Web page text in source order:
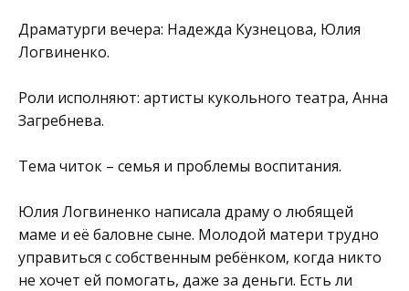
Драматурги вечера: Надежда Кузнецова, Юлия
Логвиненко.
Роли исполняют: артисты кукольного театра, Анна
Загребнева.
Тема читок – семья и проблемы воспитания.
Юлия Логвиненко написала драму о любящей
маме и её баловне сыне. Молодой матери трудно
управиться с собственным ребёнком, когда никто
не хочет ей помогать, даже за деньги. Есть ли